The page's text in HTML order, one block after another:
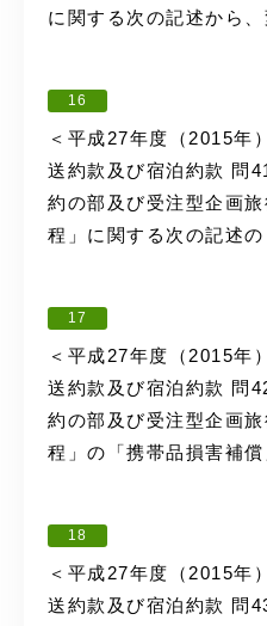
に関する次の記述から
16
＜平成27年度（2015年
送約款及び宿泊約款 問
約の部及び受注型企画
程」に関する次の記述
17
＜平成27年度（2015年
送約款及び宿泊約款 問
約の部及び受注型企画
程」の「携帯品損害補
18
＜平成27年度（2015年
送約款及び宿泊約款 問